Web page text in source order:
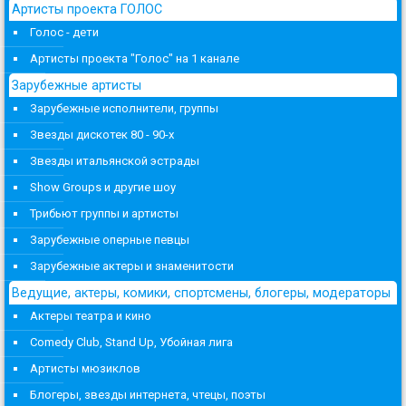
Артисты проекта ГОЛОС
Голос - дети
Артисты проекта "Голос" на 1 канале
Зарубежные артисты
Зарубежные исполнители, группы
Звезды дискотек 80 - 90-х
Звезды итальянской эстрады
Show Groups и другие шоу
Трибьют группы и артисты
Зарубежные оперные певцы
Зарубежные актеры и знаменитости
Ведущие, актеры, комики, спортсмены, блогеры, модераторы
Актеры театра и кино
Comedy Club, Stand Up, Убойная лига
Артисты мюзиклов
Блогеры, звезды интернета, чтецы, поэты